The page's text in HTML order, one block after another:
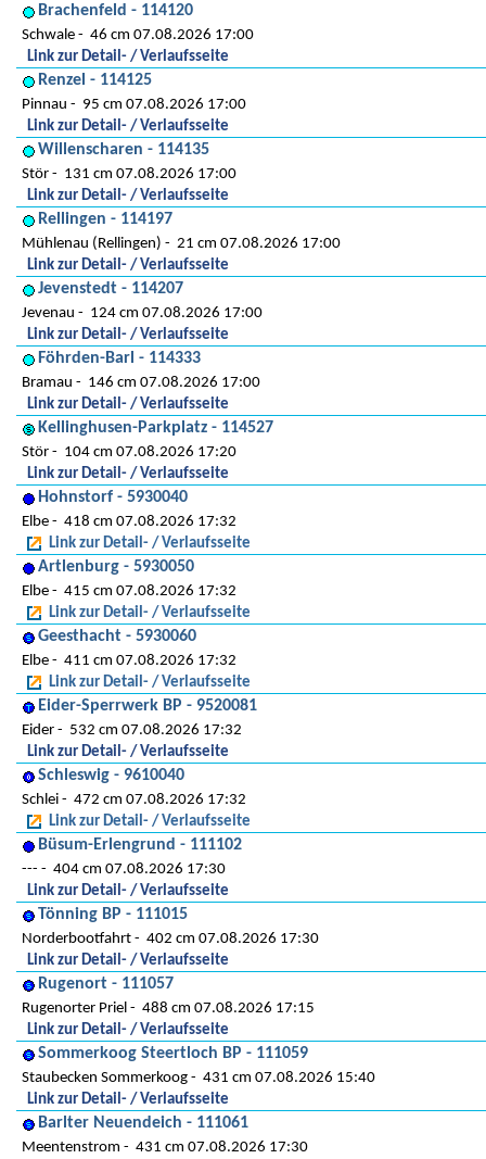
Brachenfeld - 114120
Schwale
46 cm 07.08.2026 17:00
Link zur Detail- / Verlaufsseite
Renzel - 114125
Pinnau
95 cm 07.08.2026 17:00
Link zur Detail- / Verlaufsseite
Willenscharen - 114135
Stör
131 cm 07.08.2026 17:00
Link zur Detail- / Verlaufsseite
Rellingen - 114197
Mühlenau (Rellingen)
21 cm 07.08.2026 17:00
Link zur Detail- / Verlaufsseite
Jevenstedt - 114207
Jevenau
124 cm 07.08.2026 17:00
Link zur Detail- / Verlaufsseite
Föhrden-Barl - 114333
Bramau
146 cm 07.08.2026 17:00
Link zur Detail- / Verlaufsseite
Kellinghusen-Parkplatz - 114527
Stör
104 cm 07.08.2026 17:20
Link zur Detail- / Verlaufsseite
Hohnstorf - 5930040
Elbe
418 cm 07.08.2026 17:32
Link zur Detail- / Verlaufsseite
Artlenburg - 5930050
Elbe
415 cm 07.08.2026 17:32
Link zur Detail- / Verlaufsseite
Geesthacht - 5930060
Elbe
411 cm 07.08.2026 17:32
Link zur Detail- / Verlaufsseite
Eider-Sperrwerk BP - 9520081
Eider
532 cm 07.08.2026 17:32
Link zur Detail- / Verlaufsseite
Schleswig - 9610040
Schlei
472 cm 07.08.2026 17:32
Link zur Detail- / Verlaufsseite
Büsum-Erlengrund - 111102
---
404 cm 07.08.2026 17:30
Link zur Detail- / Verlaufsseite
Tönning BP - 111015
Norderbootfahrt
402 cm 07.08.2026 17:30
Link zur Detail- / Verlaufsseite
Rugenort - 111057
Rugenorter Priel
488 cm 07.08.2026 17:15
Link zur Detail- / Verlaufsseite
Sommerkoog Steertloch BP - 111059
Staubecken Sommerkoog
431 cm 07.08.2026 15:40
Link zur Detail- / Verlaufsseite
Barlter Neuendeich - 111061
Meentenstrom 431 cm 07.08.2026 17:30